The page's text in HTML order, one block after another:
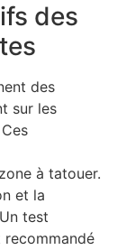
des
des
sur les
à tatouer.
et la
test